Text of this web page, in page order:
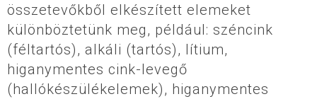
összetevőkből elkészített elemeket
különböztetünk meg, például: széncink
(féltartós), alkáli (tartós), lítium,
higanymentes cink-levegő
(hallókészülékelemek), higanymentes